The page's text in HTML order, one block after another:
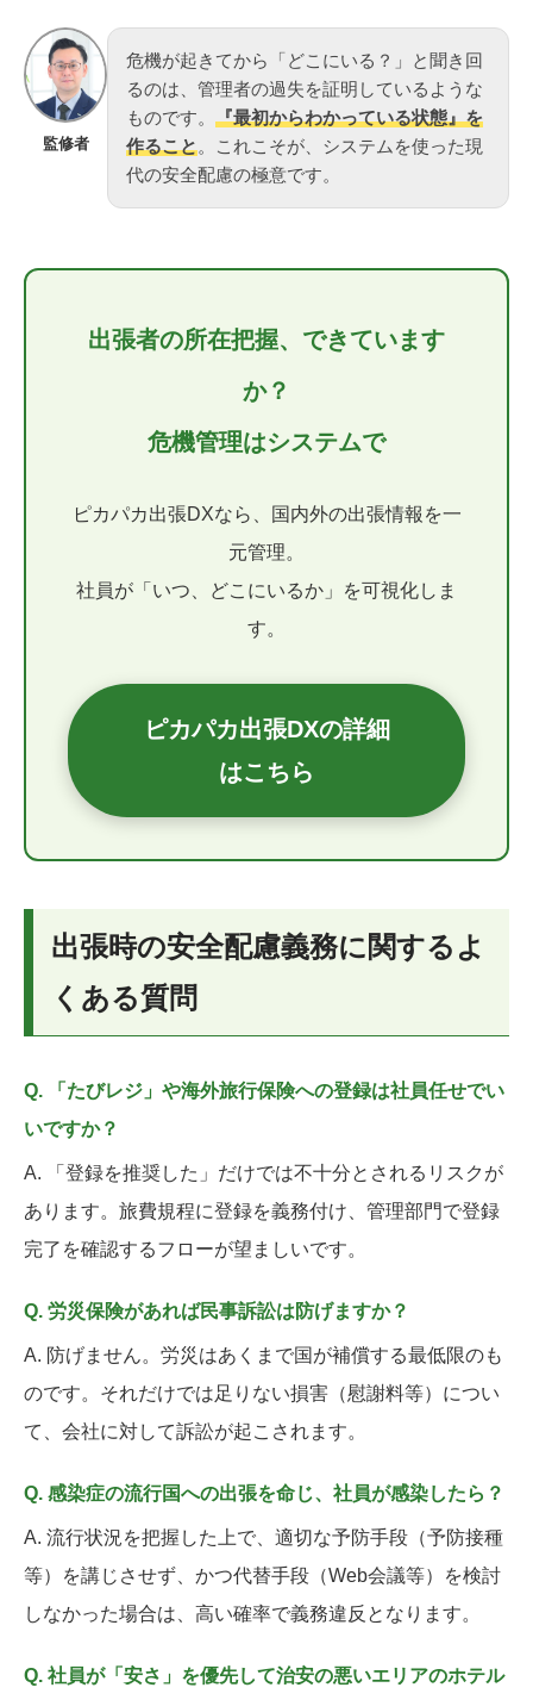
監修者
危機が起きてから「どこにいる？」と聞き回
るのは、管理者の過失を証明しているような
ものです。 『最初からわかっている状態』を
作ること。これこそが、システムを使った現
代の安全配慮の極意です。
出張者の所在把握、できています
か？
危機管理はシステムで
ピカパカ出張DXなら、国内外の出張情報を一
元管理。
社員が「いつ、どこにいるか」を可視化しま
す。
ピカパカ出張DXの詳細
はこちら
出張時の安全配慮義務に関するよ
くある質問
Q. 「たびレジ」や海外旅行保険への登録は社員任せでい
いですか？
A. 「登録を推奨した」だけでは不十分とされるリスクが
あります。旅費規程に登録を義務付け、管理部門で登録
完了を確認するフローが望ましいです。
Q. 労災保険があれば民事訴訟は防げますか？
A. 防げません。労災はあくまで国が補償する最低限のも
のです。それだけでは足りない損害（慰謝料等）につい
て、会社に対して訴訟が起こされます。
Q. 感染症の流行国への出張を命じ、社員が感染したら？
A. 流行状況を把握した上で、適切な予防手段（予防接種
等）を講じさせず、かつ代替手段（Web会議等）を検討
しなかった場合は、高い確率で義務違反となります。
Q. 社員が「安さ」を優先して治安の悪いエリアのホテル